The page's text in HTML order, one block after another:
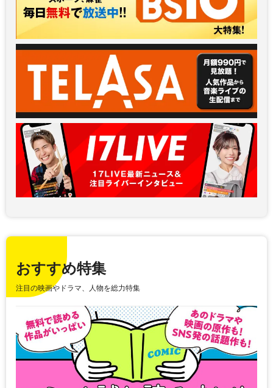
おすすめ特集
注目の映画やドラマ、人物を総力特集